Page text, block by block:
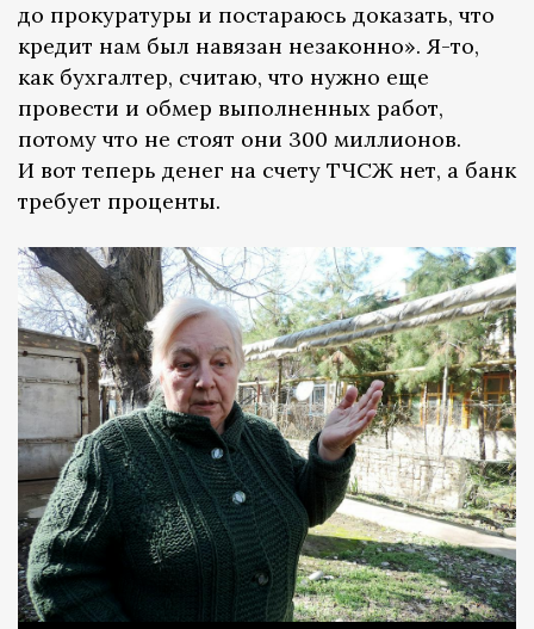
до прокуратуры и постараюсь доказать, что
кредит нам был навязан незаконно». Я-то,
как бухгалтер, считаю, что нужно еще
провести и обмер выполненных работ,
потому что не стоят они 300 миллионов.
И вот теперь денег на счету ТЧСЖ нет, а банк
требует проценты.